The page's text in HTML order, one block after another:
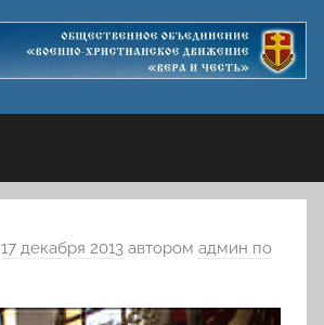
17 декабря 2013 автором админ по